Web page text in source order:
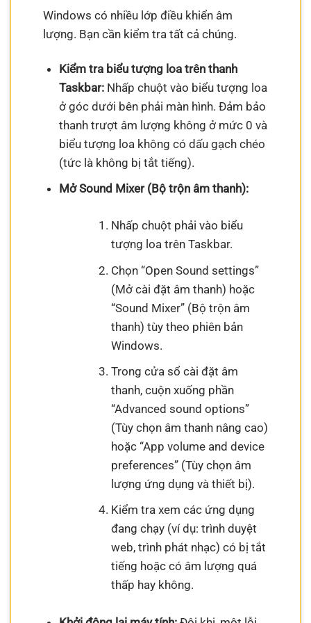
Windows có nhiều lớp điều khiển âm
lượng. Bạn cần kiểm tra tất cả chúng.
Kiểm tra biểu tượng loa trên thanh
Taskbar:Nhấp chuột vào biểu tượng loa
ở góc dưới bên phải màn hình. Đảm bảo
thanh trượt âm lượng không ở mức 0 và
biểu tượng loa không có dấu gạch chéo
(tức là không bị tắt tiếng).
Mở Sound Mixer (Bộ trộn âm thanh):
Nhấp chuột phải vào biểu
tượng loa trên Taskbar.
Chọn “Open Sound settings”
(Mở cài đặt âm thanh) hoặc
“Sound Mixer” (Bộ trộn âm
thanh) tùy theo phiên bản
Windows.
Trong cửa sổ cài đặt âm
thanh, cuộn xuống phần
“Advanced sound options”
(Tùy chọn âm thanh nâng cao)
hoặc “App volume and device
preferences” (Tùy chọn âm
lượng ứng dụng và thiết bị).
Kiểm tra xem các ứng dụng
đang chạy (ví dụ: trình duyệt
web, trình phát nhạc) có bị tắt
tiếng hoặc có âm lượng quá
thấp hay không.